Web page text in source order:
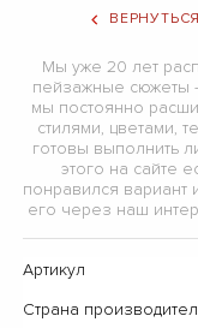
Мы уже 20 лет
пейзажные сюжеты
мы постоянно
стилями, цветами,
готовы выполнить
этого на сайте
понравился вариант
его через наш
Артикул
Страна